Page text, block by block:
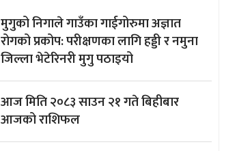
मुगुको निगाले गाउँका गाईगोरुमा अज्ञात
रोगको प्रकोप: परीक्षणका लागि हड्डी र नमुना
जिल्ला भेटेरिनरी मुगु पठाइयो
आज मिति २०८३ साउन २१ गते बिहीबार
आजको राशिफल